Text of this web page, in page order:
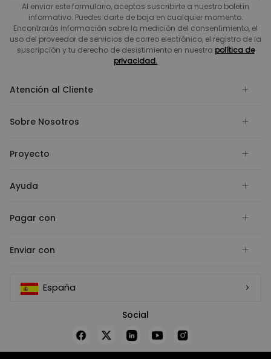
Al enviar este formulario, aceptas suscribirte a nuestro boletín
informativo. Puedes darte de baja en cualquier momento.
Encontrarás información sobre la medición del consentimiento, el
uso del proveedor de servicios de correo electrónico, el registro de la
suscripción y tu derecho de desistimiento en nuestra política de
privacidad.
Atención al Cliente
Sobre Nosotros
Proyecto
Ayuda
Pagar con
Enviar con
España
Social